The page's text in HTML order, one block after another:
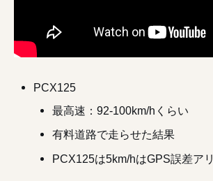
PCX125
最高速：92-100km/hくらい
有料道路で走らせた結果
PCX125は5km/hはGPS誤差アリ